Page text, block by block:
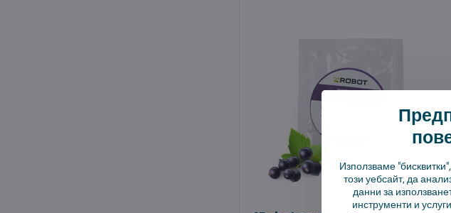
Използваме
този уебсайт, да
данни за
инструменти и